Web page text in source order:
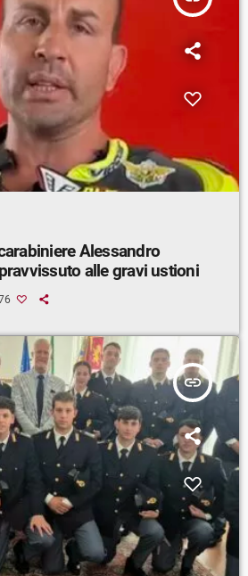
Alessandro
alle gravi ustioni
insert_link